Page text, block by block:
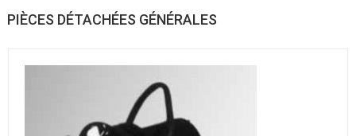
PIÈCES DÉTACHÉES GÉNÉRALES